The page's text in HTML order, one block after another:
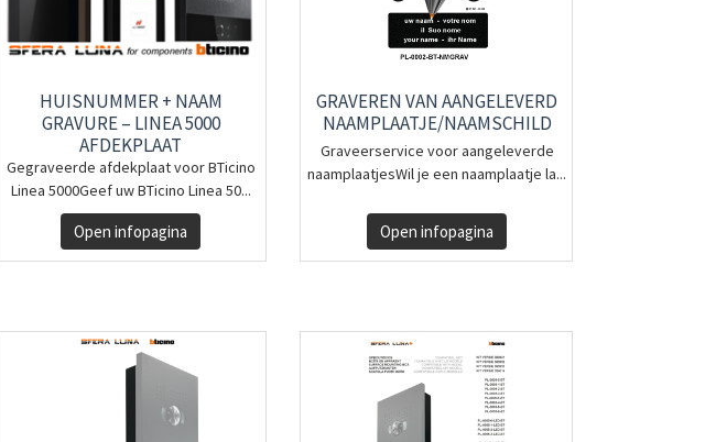
HUISNUMMER + NAAM
GRAVURE – LINEA 5000
AFDEKPLAAT
Gegraveerde afdekplaat voor BTicino
Linea 5000Geef uw BTicino Linea 50...
Open infopagina
GRAVEREN VAN AANGELEVERD
NAAMPLAATJE/NAAMSCHILD
Graveerservice voor aangeleverde
naamplaatjesWil je een naamplaatje la...
Open infopagina